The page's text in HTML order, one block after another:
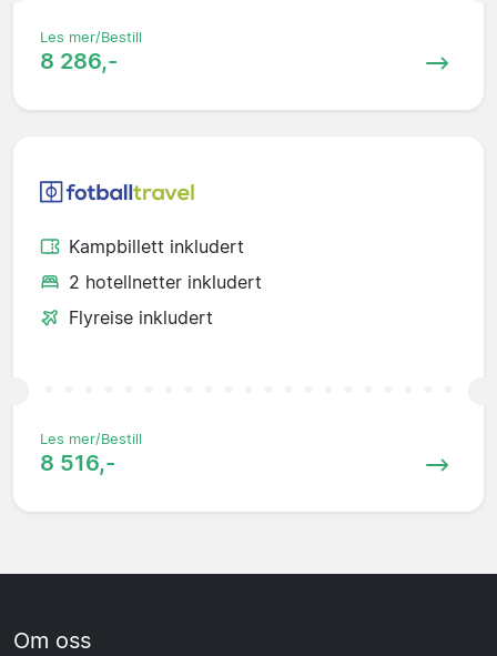
Les mer/Bestill
8 286,-
Kampbillett inkludert
2 hotellnetter inkludert
Flyreise inkludert
Les mer/Bestill
8 516,-
Om oss